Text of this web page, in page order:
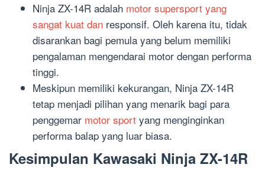
Ninja ZX-14R adalah motor supersport yang
sangat kuat dan responsif. Oleh karena itu, tidak
disarankan bagi pemula yang belum memiliki
pengalaman mengendarai motor dengan performa
tinggi.
Meskipun memiliki kekurangan, Ninja ZX-14R
tetap menjadi pilihan yang menarik bagi para
penggemar motor sport yang menginginkan
performa balap yang luar biasa.
Kesimpulan Kawasaki Ninja ZX-14R